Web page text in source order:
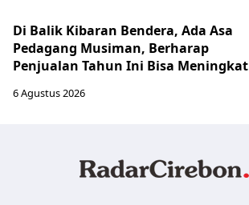
Di Balik Kibaran Bendera, Ada Asa
Pedagang Musiman, Berharap
Penjualan Tahun Ini Bisa Meningkat
6 Agustus 2026